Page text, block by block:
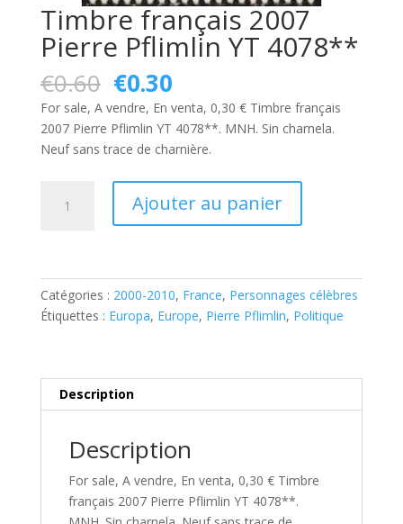
Timbre français 2007
Pierre Pflimlin YT 4078**
€0.60 Le
prix
initial
était :
€0.60.
€0.30Le
prix
actuel
est :
€0.30.
For sale, A vendre, En venta, 0,30 € Timbre français
2007 Pierre Pflimlin YT 4078**. MNH. Sin charnela.
Neuf sans trace de charnière.
Pierre
Pflimlin
Ajouter au panier
Catégories : 2000-2010, France, Personnages célèbres
Étiquettes : Europa, Europe, Pierre Pflimlin, Politique
Description
Description
For sale, A vendre, En venta, 0,30 € Timbre
français 2007 Pierre Pflimlin YT 4078**.